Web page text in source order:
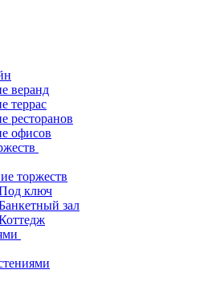
веранд
террас
ресторанов
офисов
торжеств
ключ
зал